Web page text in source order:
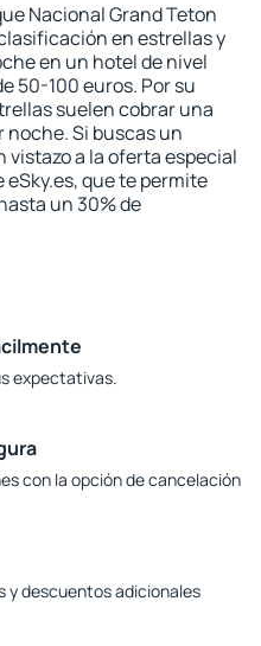
Nacional Grand Teton
en estrellas y
en un hotel de nivel
50-100 euros. Por su
suelen cobrar una
noche. Si buscas un
a la oferta especial
eSky.es, que te permite
un 30% de
expectativas.
con la opción de cancelación
y descuentos adicionales